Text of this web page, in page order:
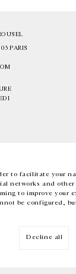
to facilitate your
networks and
to improve your
be configured,
Decline all
PARIS
Instagram